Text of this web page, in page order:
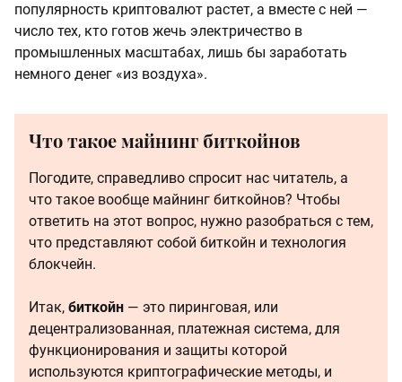
популярность криптовалют растет, а вместе с ней —
число тех, кто готов жечь электричество в
промышленных масштабах, лишь бы заработать
немного денег «из воздуха».
Что такое майнинг биткойнов
Погодите, справедливо спросит нас читатель, а
что такое вообще майнинг биткойнов? Чтобы
ответить на этот вопрос, нужно разобраться с тем,
что представляют собой биткойн и технология
блокчейн.
Итак, биткойн — это пиринговая, или
децентрализованная, платежная система, для
функционирования и защиты которой
используются криптографические методы, и